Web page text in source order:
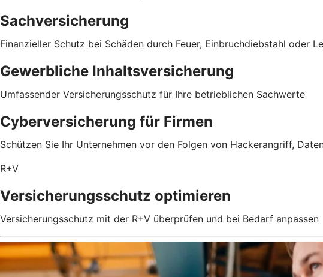
Sachversicherung
Finanzieller Schutz bei Schäden durch Feuer, Einbruchdiebstahl oder
Gewerbliche Inhaltsversicherung
Umfassender Versicherungsschutz für Ihre betrieblichen Sachwerte
Cyberversicherung für Firmen
Schützen Sie Ihr Unternehmen vor den Folgen von Hackerangriff,
R+V
Versicherungsschutz optimieren
Versicherungsschutz mit der R+V überprüfen und bei Bedarf anpassen